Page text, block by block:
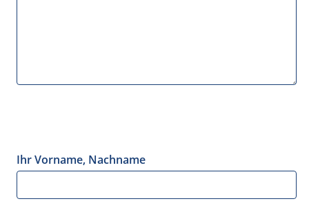
Ihr Vorname, Nachname